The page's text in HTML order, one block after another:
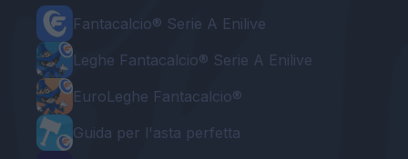
Fantacalcio® Serie A Enilive
Leghe Fantacalcio® Serie A Enilive
EuroLeghe Fantacalcio®
Guida per l'asta perfetta